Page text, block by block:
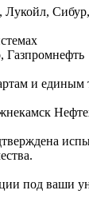
Лукойл,
Газпромнефть
и единым
под ваши